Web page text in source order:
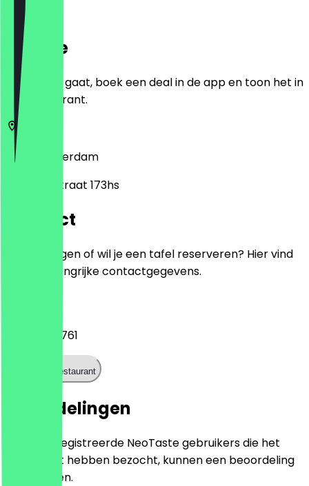
Locatie
Voordat je gaat, boek een deal in de app en toon het in
het restaurant.
1074
Amsterdam
Van Woustraat 173hs
Contact
Heb je vragen of wil je een tafel reserveren? Hier vind
je alle belangrijke contactgegevens.
+31202337761
Bel het restaurant
Beoordelingen
Alleen geregistreerde NeoTaste gebruikers die het
restaurant hebben bezocht, kunnen een beoordeling
achterlaten.